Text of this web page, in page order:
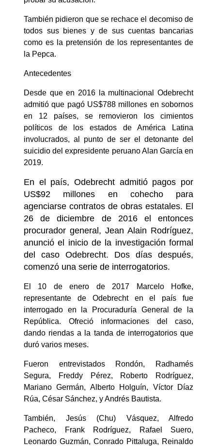
También pidieron que se rechace el decomiso de
todos sus bienes y de sus cuentas bancarias
como es la pretensión de los representantes de
la Pepca.
Antecedentes
Desde que en 2016 la multinacional Odebrecht
admitió que pagó US$788 millones en sobornos
en 12 países, se removieron los cimientos
políticos de los estados de América Latina
involucrados, al punto de ser el detonante del
suicidio del expresidente peruano Alan García en
2019.
En el país, Odebrecht admitió pagos por
US$92 millones en cohecho para
agenciarse contratos de obras estatales. El
26 de diciembre de 2016 el entonces
procurador general, Jean Alain Rodríguez,
anunció el inicio de la investigación formal
del caso Odebrecht. Dos días después,
comenzó una serie de interrogatorios.
El 10 de enero de 2017 Marcelo Hofke,
representante de Odebrecht en el país fue
interrogado en la Procuraduría General de la
República. Ofreció informaciones del caso,
dando riendas a la tanda de interrogatorios que
duró varios meses.
Fueron entrevistados Rondón, Radhamés
Segura, Freddy Pérez, Roberto Rodríguez,
Mariano Germán, Alberto Holguín, Víctor Díaz
Rúa, César Sánchez, y Andrés Bautista.
También, Jesús (Chu) Vásquez, Alfredo
Pacheco, Frank Rodríguez, Rafael Suero,
Leonardo Guzmán, Conrado Pittaluga, Reinaldo